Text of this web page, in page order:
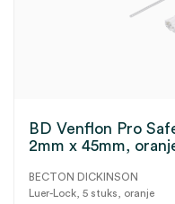
BD Venflon Pro
2mm x 45mm,
BECTON DICKINSON
Luer-Lock, 5 stuks, oranje